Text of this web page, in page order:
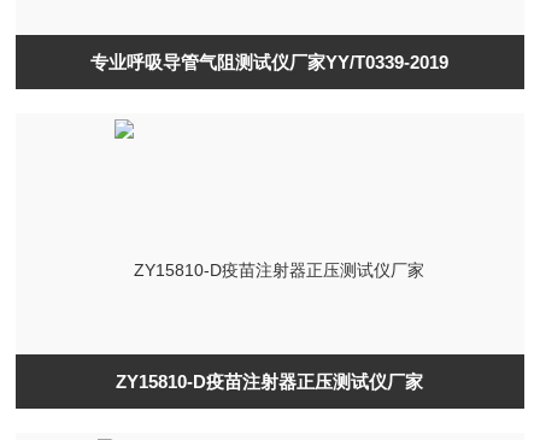
专业呼吸导管气阻测试仪厂家YY/T0339-2019
ZY15810-D疫苗注射器正压测试仪厂家